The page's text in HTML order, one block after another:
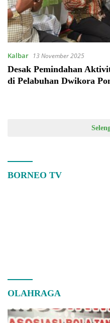
Kalbar 13 November 2025
Desak Pemindahan
di Pelabuhan Dwikora
BORNEO TV
OLAHRAGA